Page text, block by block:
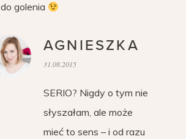
do golenia
AGNIESZKA
31.08.2015
SERIO? Nigdy o tym nie
słyszałam, ale może
mieć to sens – i od razu